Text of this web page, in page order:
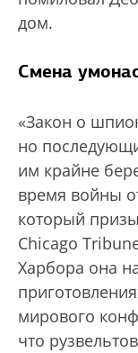
дом.
Смена
«Закон о
но
им крайне
время войны
который
Chicago
Харбора она
мирового
что